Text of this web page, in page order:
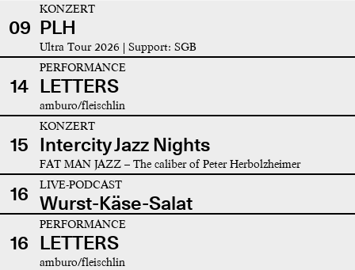
09
KONZERT
PLH
Ultra Tour 2026 | Support: SGB
14
PERFORMANCE
LETTERS
amburo/fleischlin
15
KONZERT
Intercity Jazz Nights
FAT MAN JAZZ – The caliber of Peter Herbolzheimer
16 LIVE-PODCAST
Wurst-Käse-Salat
16
PERFORMANCE
LETTERS
amburo/fleischlin